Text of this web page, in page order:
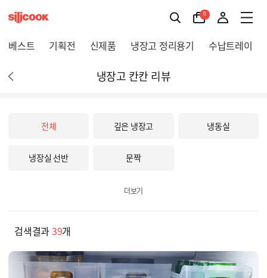
0
베스트 기획전 신제품 냉장고 정리용기 수납트레이
냉장고 칸칸 리뷰
전체 깊은 냉장고 냉동실
냉장실 선반 문짝
더보기
검색결과39개